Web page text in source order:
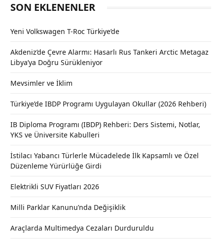
SON EKLENENLER
Yeni Volkswagen T-Roc Türkiye’de
Akdeniz’de Çevre Alarmı: Hasarlı Rus Tankeri Arctic Metagaz
Libya’ya Doğru Sürükleniyor
Mevsimler ve İklim
Türkiye’de IBDP Programı Uygulayan Okullar (2026 Rehberi)
IB Diploma Programı (IBDP) Rehberi: Ders Sistemi, Notlar,
YKS ve Üniversite Kabulleri
İstilacı Yabancı Türlerle Mücadelede İlk Kapsamlı ve Özel
Düzenleme Yürürlüğe Girdi
Elektrikli SUV Fiyatları 2026
Milli Parklar Kanunu’nda Değişiklik
Araçlarda Multimedya Cezaları Durduruldu